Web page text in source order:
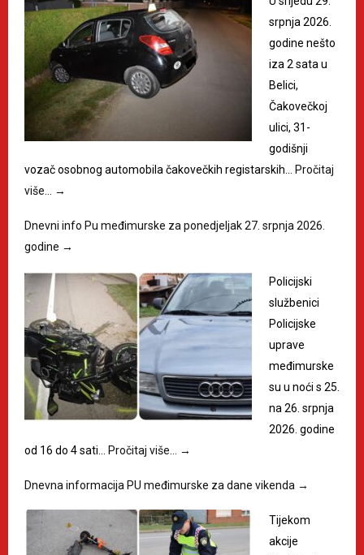
srpnja 2026.
godine nešto
iza 2 sata u
Belici,
Čakovečkoj
ulici, 31-
godišnji
vozač osobnog automobila čakovečkih registarskih… Pročitaj
više… →
Dnevni info Pu međimurske za ponedjeljak 27. srpnja 2026.
godine →
Policijski
službenici
Policijske
uprave
međimurske
su u noći s 25.
na 26. srpnja
2026. godine
od 16 do 4 sati… Pročitaj više… →
Dnevna informacija PU međimurske za dane vikenda →
Tijekom
akcije